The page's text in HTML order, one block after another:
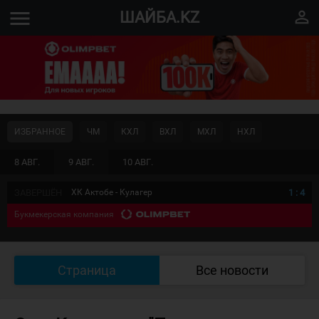
menu ШАЙБА.KZ perm_identity
8 АВГ. 9 АВГ. 10 АВГ.
ИЗБРАННОЕ ЧМ КХЛ ВХЛ МХЛ НХЛ
ХК Актобе - Кулагер 1 : 4
Букмекерская компания
Страница Все новости